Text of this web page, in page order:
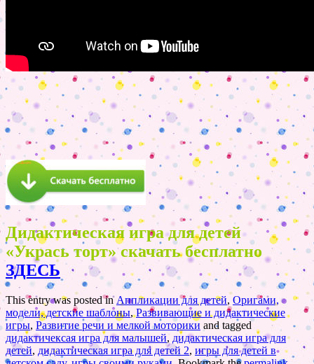
Дидактическая игра для детей
«Укрась торт» скачать бесплатно
ЗДЕСЬ
This entry was posted inАппликации для детей, Оригами,
модели, детские шаблоны,Развивающие и дидактические
игры, Развитие речи и мелкой моторики and tagged
дидактичексая игра для малышей, дидактическая игра для
детей, дидактическая игра для детей 2, игры для детей в